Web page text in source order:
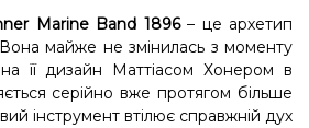
Marine Band 1896 – це архетип
майже не змінилась з моменту
її дизайн Маттіасом Хонером в
серійно вже протягом більше
інструмент втілює справжній дух